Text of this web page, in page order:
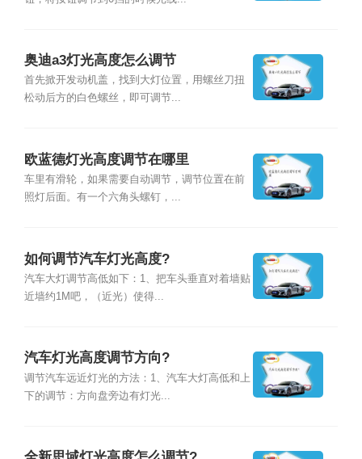
奥迪a3灯光高度怎么调节
首先掀开发动机盖，找到大灯位置，用螺丝刀扭
松动后方的白色螺丝，即可调节...
欧蓝德灯光高度调节在哪里
车里有滑轮，如果需要自动调节，调节位置在前
照灯后面。有一个六角头螺钉，...
如何调节汽车灯光高度?
汽车大灯调节高低如下：1、把车头垂直对着墙贴
近墙约1M吧，（近光）使得...
汽车灯光高度调节方向?
调节汽车远近灯光的方法：1、汽车大灯高低和上
下的调节：方向盘旁边有灯光...